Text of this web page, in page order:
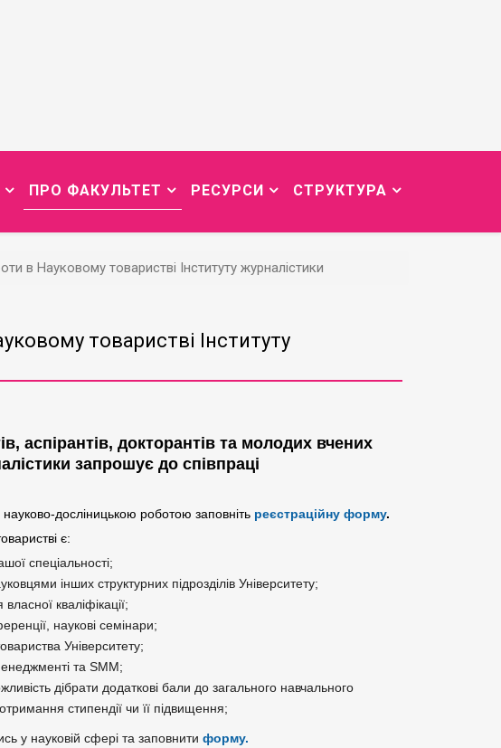
ПРО ФАКУЛЬТЕТ РЕСУРСИ СТРУКТУРА
в Науковому товаристві Інституту журналістики
товаристві Інституту
аспірантів, докторантів та молодих вчених
запрошує до співпраці
досліницькою роботою заповніть реєстраційну форму.
є:
спеціальності;
інших структурних підрозділів Університету;
кваліфікації;
наукові семінари;
Університету;
та SMM;
дібрати додаткові бали до загального навчального
стипендії чи її підвищення;
у науковій сфері та заповнити форму.